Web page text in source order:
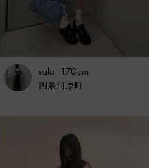
sala 170cm
四条河原町